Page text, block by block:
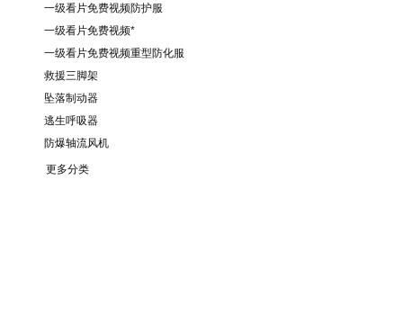
一级看片免费视频防护服
一级看片免费视频*
一级看片免费视频重型防化服
救援三脚架
坠落制动器
逃生呼吸器
防爆轴流风机
更多分类